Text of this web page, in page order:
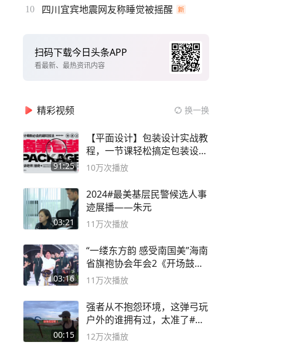
10 四川宜宾地震网友称睡觉被摇醒
扫码下载今日头条APP
看最新、最热资讯内容
精彩视频 换一换
91:25
【平面设计】包装设计实战教
程，一节课轻松搞定包装设计
流程！
10万次播放
03:21
2024#最美基层民警候选人事
迹展播——朱元
11万次播放
03:16
“一缕东方韵 感受南国美”海南
省旗袍协会年会2《开场鼓》
二团
11万次播放
00:15
强者从不抱怨环境，这弹弓玩
户外的谁拥有过，太准了#弹
弓#户外
12万次播放